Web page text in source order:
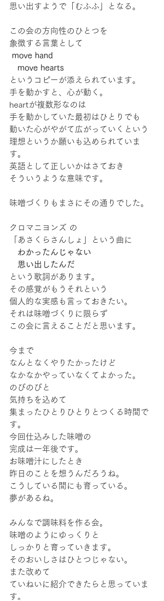
思い出すようで「むふふ」となる。
この会の方向性のひとつを
象徴する言葉として
move hand
move hearts
というコピーが添えられています。
手を動かすと、心が動く。
heartが複数形なのは
手を動かしていた最初はひとりでも
動いた心がやがて広がっていくという
理想というか願いも込められていま
す。
英語として正しいかはさておき
そういうような意味です。
味噌づくりもまさにその通りでした。
クロマニヨンズ の
「あさくらさんしょ」という曲に
わかったんじゃない
思い出したんだ
という歌詞があります。
その感覚がもうそれという
個人的な実感も言っておきたい。
それは味噌づくりに限らず
この会に言えることだと思います。
今まで
なんとなくやりたかったけど
なかなかやっていなくてよかった。
のびのびと
気持ちを込めて
集まったひとりひとりとつくる時間で
す。
今回仕込みした味噌の
完成は一年後です。
お味噌汁にしたとき
昨日のことを想うんだろうね。
こうしている間にも育っている。
夢があるね。
みんなで調味料を作る会。
味噌のようにゆっくりと
しっかりと育っていきます。
そのおいしさはひとつじゃない。
また改めて
ていねいに紹介できたらと思っていま
す。